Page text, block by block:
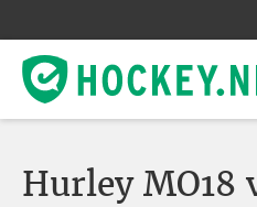
Hurley MO18